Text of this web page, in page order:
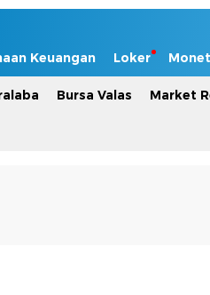
Keuangan Loker
Bursa Valas Market